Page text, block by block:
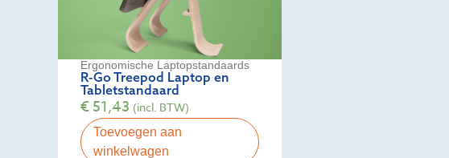
Ergonomische Laptopstandaards
R-Go Treepod Laptop en
Tabletstandaard
€51,43 (incl. BTW)
Toevoegen aan
winkelwagen